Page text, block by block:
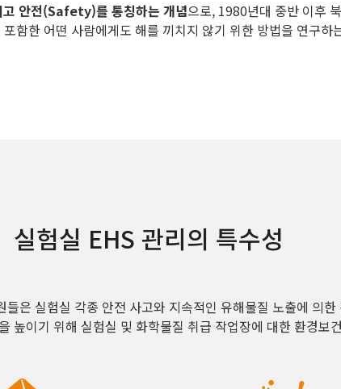
안전(Safety)를 통칭하는 개념으로, 1980년대 중반 이후
함한 어떤 사람에게도 해를 끼치지 않기 위한 방법을 연구
실험실 EHS 관리의 특수성
은 실험실 각종 안전 사고와 지속적인 유해물질 노출에 의
높이기 위해 실험실 및 화학물질 취급 작업장에 대한 환경보